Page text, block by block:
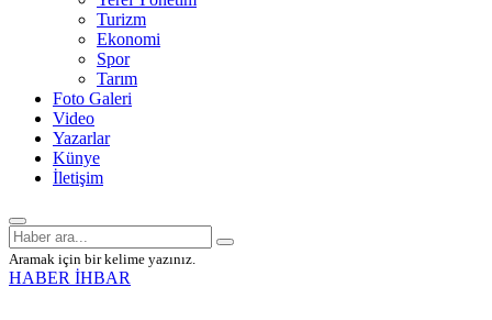
Turizm
Ekonomi
Spor
Tarım
Foto Galeri
Video
Yazarlar
Künye
İletişim
Aramak için bir kelime yazınız.
HABER İHBAR